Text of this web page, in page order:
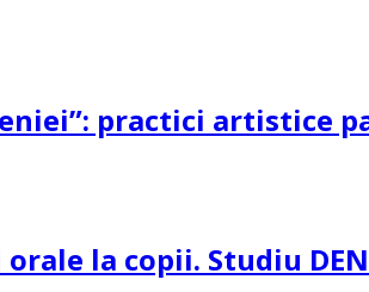
practici
la copii. Studiu